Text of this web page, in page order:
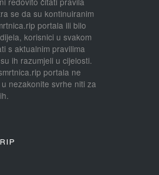
se da su kontinuiranim
portala ili bilo
korisnici u svakom
s aktualnim pravilima
ih razumjeli u cijelosti.
portala ne
nezakonite svrhe niti za